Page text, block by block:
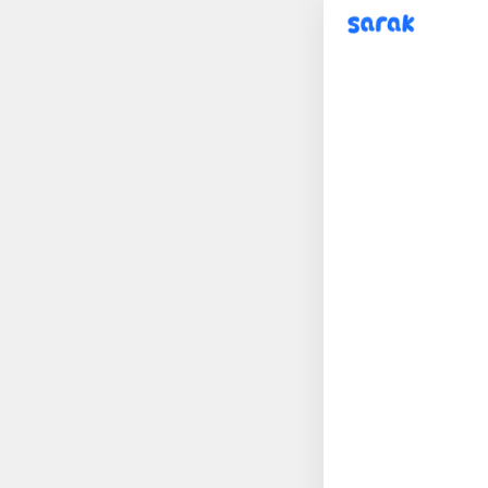
sarak